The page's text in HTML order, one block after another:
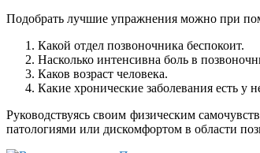
Подобрать лучшие упражнения можно при
Какой отдел позвоночника беспокоит.
Насколько интенсивна боль в
Каков возраст человека.
Какие хронические заболевания есть у
Руководствуясь своим физическим
патологиями или дискомфортом в области